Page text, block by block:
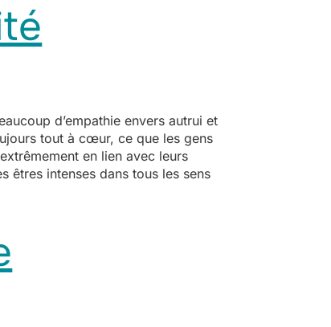
d’empathie envers autrui et
tout à cœur, ce que les gens
en lien avec leurs
êtres intenses dans tous les sens